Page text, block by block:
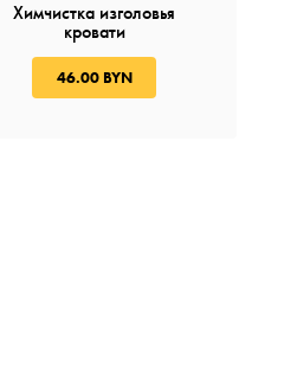
Химчистка изголовья
кровати
46.00 BYN